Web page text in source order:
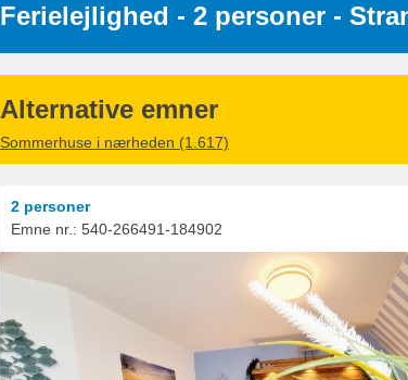
Ferielejlighed - 2 personer -
Alternative emner
Sommerhuse i nærheden (1.617)
2 personer
Emne nr.: 540-266491-184902